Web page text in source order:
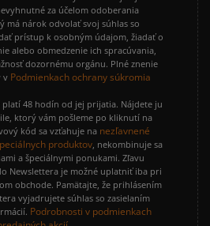
za účelom odoberania
má nárok odvolať svoj súhlas so
prístup k osobným údajom, žiadať o
alebo obmedzenie ich spracúvania,
dozornému orgánu. Plné znenie
v Podmienkach ochrany súkromia
48 hodín od jej prijatia. Nájdete ju
ktorý vám pošleme po kliknutí na
kód sa vzťahuje na nezľavnené
produktov, nekombinuje sa
a špeciálnymi ponukami. Zľavu
Newslettera je možné uplatniť iba pri
obchode. Pamätajte, že prihlásením
vyjadrujete súhlas so zasielaním
Podrobnosti v podmienkach